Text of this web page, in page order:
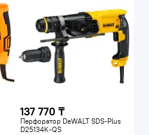
137 770 ₸
Перфоратор DeWALT SDS-Plus
D25134K-QS